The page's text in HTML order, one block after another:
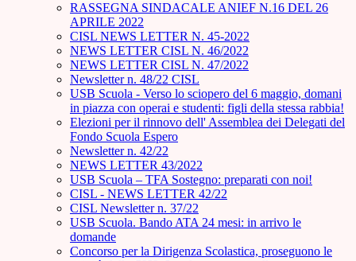
RASSEGNA SINDACALE ANIEF N.16 DEL 26
APRILE 2022
CISL NEWS LETTER N. 45-2022
NEWS LETTER CISL N. 46/2022
NEWS LETTER CISL N. 47/2022
Newsletter n. 48/22 CISL
USB Scuola - Verso lo sciopero del 6 maggio, domani
in piazza con operai e studenti: figli della stessa rabbia!
Elezioni per il rinnovo dell' Assemblea dei Delegati del
Fondo Scuola Espero
Newsletter n. 42/22
NEWS LETTER 43/2022
USB Scuola – TFA Sostegno: preparati con noi!
CISL - NEWS LETTER 42/22
CISL Newsletter n. 37/22
USB Scuola. Bando ATA 24 mesi: in arrivo le
domande
Concorso per la Dirigenza Scolastica, proseguono le